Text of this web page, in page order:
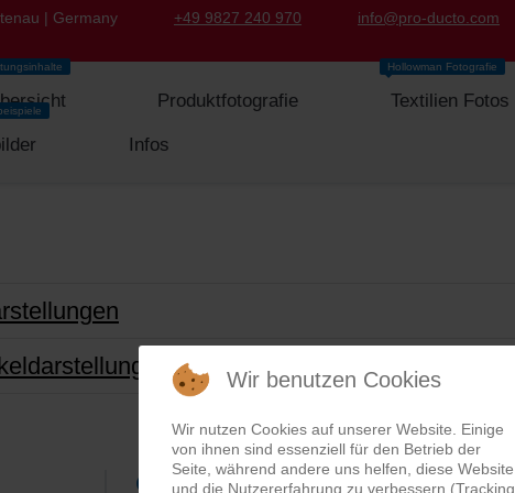
| Germany +49 9827 240 970
info@pro-ducto.com
Produktfotografie Textilien Fotos
Hollowman Fotografie
Infos
Google Rezensionen
Wir benutzen Cookies
Wir nutzen Cookies auf unserer Website. Einige
von ihnen sind essenziell für den Betrieb der
Seite, während andere uns helfen, diese Website
und die Nutzererfahrung zu verbessern (Tracking